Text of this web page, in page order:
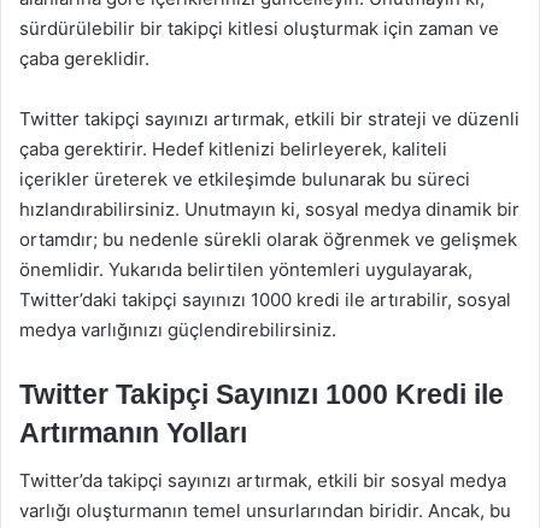
sürdürülebilir bir takipçi kitlesi oluşturmak için zaman ve
çaba gereklidir.
Twitter takipçi sayınızı artırmak, etkili bir strateji ve düzenli
çaba gerektirir. Hedef kitlenizi belirleyerek, kaliteli
içerikler üreterek ve etkileşimde bulunarak bu süreci
hızlandırabilirsiniz. Unutmayın ki, sosyal medya dinamik bir
ortamdır; bu nedenle sürekli olarak öğrenmek ve gelişmek
önemlidir. Yukarıda belirtilen yöntemleri uygulayarak,
Twitter’daki takipçi sayınızı 1000 kredi ile artırabilir, sosyal
medya varlığınızı güçlendirebilirsiniz.
Twitter Takipçi Sayınızı 1000 Kredi ile
Artırmanın Yolları
Twitter’da takipçi sayınızı artırmak, etkili bir sosyal medya
varlığı oluşturmanın temel unsurlarından biridir. Ancak, bu